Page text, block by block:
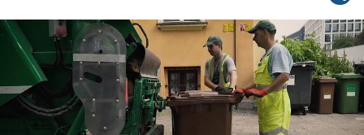
Kliknij, aby powiększyć